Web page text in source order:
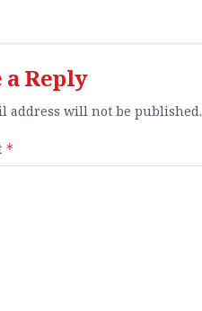
a Reply
address will not be published.
*